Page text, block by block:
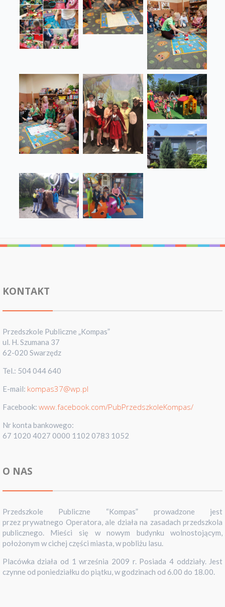
KONTAKT
Przedszkole Publiczne „Kompas”
ul. H. Szumana 37
62-020 Swarzędz
Tel.: 504 044 640
E-mail: kompas37@wp.pl
Facebook: www.facebook.com/PubPrzedszkoleKompas/
Nr konta bankowego:
67 1020 4027 0000 1102 0783 1052
O NAS
Przedszkole Publiczne “Kompas” prowadzone jest
przez prywatnego Operatora, ale działa na zasadach przedszkola
publicznego. Mieści się w nowym budynku wolnostojącym,
położonym w cichej części miasta, w pobliżu lasu.
Placówka działa od 1 września 2009 r. Posiada 4 oddziały. Jest
czynne od poniedziałku do piątku, w godzinach od 6.00 do 18.00.